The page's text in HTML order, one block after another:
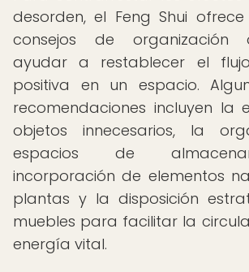
desorden, el Feng Shui
consejos de organización
ayudar a restablecer el
positiva en un espacio.
recomendaciones incluyen la
objetos innecesarios, la
espacios de
incorporación de elementos
plantas y la disposición
muebles para facilitar la
energía vital.